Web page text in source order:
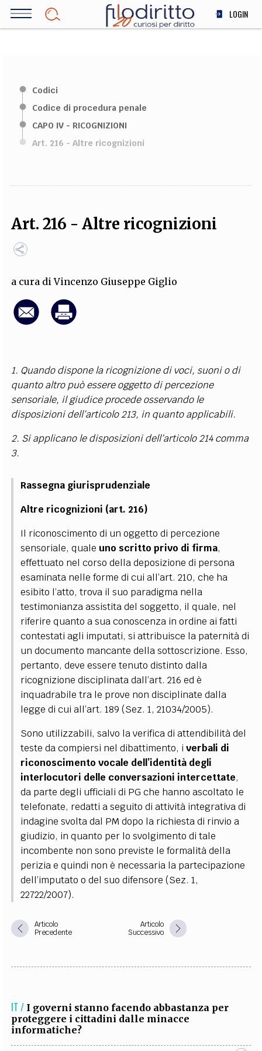
Salta
LOGIN
SCIENZA
STORIA E FILOSOFIA
INNOVAZIONE
TEAM
FILODIRITTO REDAZIONE COMITATO SCIENTIFICO AUTORI CURATORI
EXTRA
Codici
Codice di procedura penale
CAPO IV - RICOGNIZIONI
Art. 216 - Altre ricognizioni
Art. 216 - Altre ricognizioni
a cura diVincenzo Giuseppe Giglio
1. Quando dispone la ricognizione di voci, suoni o di
quanto altro può essere oggetto di percezione
sensoriale, il giudice procede osservando le
disposizioni dell’articolo 213, in quanto applicabili.
2. Si applicano le disposizioni dell’articolo 214 comma
3.
Rassegna giurisprudenziale
Altre ricognizioni (art. 216)
Il riconoscimento di un oggetto di percezione
sensoriale, quale uno scritto privo di firma,
effettuato nel corso della deposizione di persona
esaminata nelle forme di cui all’art. 210, che ha
esibito l’atto, trova il suo paradigma nella
testimonianza assistita del soggetto, il quale, nel
riferire quanto a sua conoscenza in ordine ai fatti
contestati agli imputati, si attribuisce la paternità di
un documento mancante della sottoscrizione. Esso,
pertanto, deve essere tenuto distinto dalla
ricognizione disciplinata dall’art. 216 ed è
inquadrabile tra le prove non disciplinate dalla
legge di cui all’art. 189 (Sez. 1, 21034/2005).
Sono utilizzabili, salvo la verifica di attendibilità del
teste da compiersi nel dibattimento, iverbali di
riconoscimento vocale dell’identità degli
interlocutori delle conversazioni intercettate,
da parte degli ufficiali di PG che hanno ascoltato le
telefonate, redatti a seguito di attività integrativa di
indagine svolta dal PM dopo la richiesta di rinvio a
giudizio, in quanto per lo svolgimento di tale
incombente non sono previste le formalità della
perizia e quindi non è necessaria la partecipazione
dell’imputato o del suo difensore (Sez. 1,
22722/2007).
Articolo
Precedente
Articolo
Successivo
IT / I governi stanno facendo abbastanza per
proteggere i cittadini dalle minacce
informatiche?